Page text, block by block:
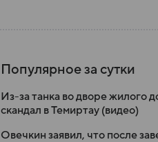
Популярное за сутки
Из-за танка во дворе жилого
скандал в Темиртау (видео)
Овечкин заявил, что после